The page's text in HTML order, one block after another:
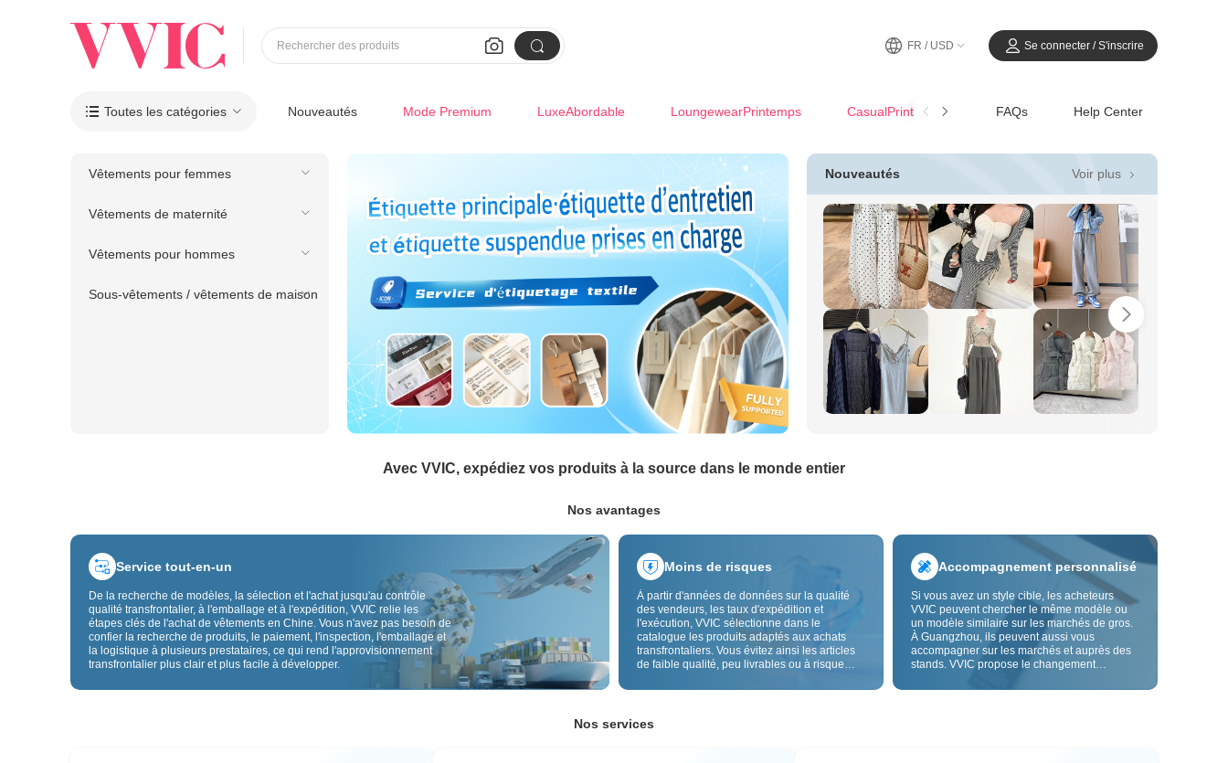
 
Rechercher des produits FR / USD Se connecter / S'inscrire
 Toutes les catégories Nouveautés Mode Premium LuxeAbordable LoungewearPrintemps CasualPrintemps-Été FAQs Help Center
Vêtements pour femmes
Vêtements de maternité
Vêtements pour hommes
Sous-vêtements / vêtements de maison
Nouveautés Voir plus 
Avec VVIC, expédiez vos produits à la source dans le monde entier
Nos avantages
Service tout-en-un
De la recherche de modèles, la sélection et l'achat jusqu'au contrôle
qualité transfrontalier, à l'emballage et à l'expédition, VVIC relie les
étapes clés de l'achat de vêtements en Chine. Vous n'avez pas besoin de
confier la recherche de produits, le paiement, l'inspection, l'emballage et
la logistique à plusieurs prestataires, ce qui rend l'approvisionnement
transfrontalier plus clair et plus facile à développer.
Moins de risques
À partir d'années de données sur la qualité
des vendeurs, les taux d'expédition et
l'exécution, VVIC sélectionne dans le
catalogue les produits adaptés aux achats
transfrontaliers. Vous évitez ainsi les articles
de faible qualité, peu livrables ou à risque
Le contrôle qualité transfrontalier et les
risques de qualité, douane et après-vente.
Accompagnement personnalisé
Si vous avez un style cible, les acheteurs
VVIC peuvent chercher le même modèle ou
un modèle similaire sur les marchés de gros.
À Guangzhou, ils peuvent aussi vous
accompagner sur les marchés et auprès des
stands. VVIC propose le changement
la personnalisation OEM par image ou
Nos services